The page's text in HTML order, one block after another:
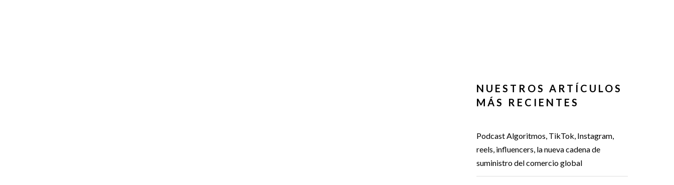
NUESTROS ARTÍCULOS
MÁS RECIENTES
Podcast Algoritmos, TikTok, Instagram,
reels, influencers, la nueva cadena de
suministro del comercio global